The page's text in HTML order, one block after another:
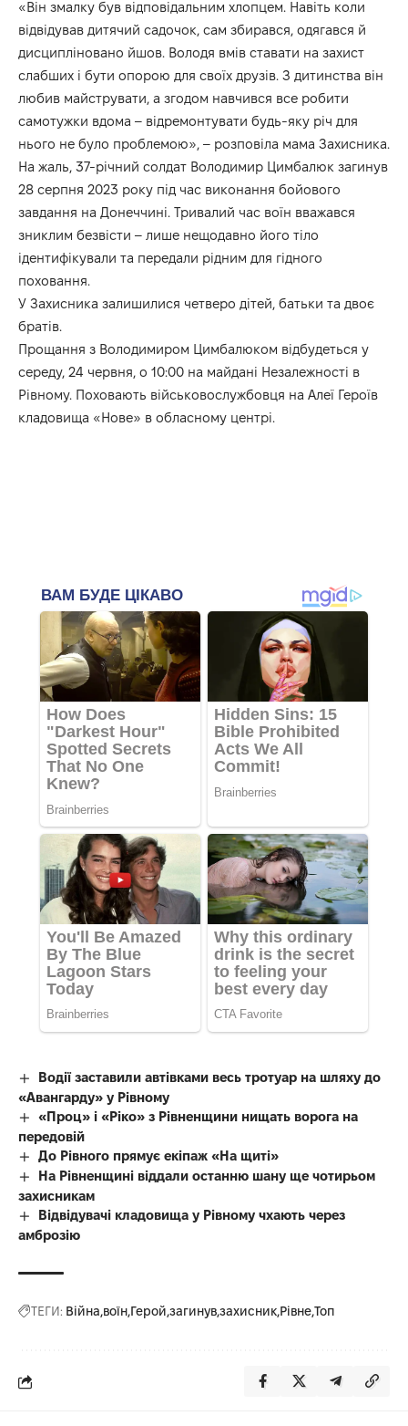
«Він змалку був відповідальним хлопцем. Навіть коли
відвідував дитячий садочок, сам збирався, одягався й
дисципліновано йшов. Володя вмів ставати на захист
слабших і бути опорою для своїх друзів. З дитинства він
любив майструвати, а згодом навчився все робити
самотужки вдома – відремонтувати будь-яку річ для
нього не було проблемою», – розповіла мама Захисника.
На жаль, 37-річний солдат Володимир Цимбалюк загинув
28 серпня 2023 року під час виконання бойового
завдання на Донеччині. Тривалий час воїн вважався
зниклим безвісти – лише нещодавно його тіло
ідентифікували та передали рідним для гідного
поховання.
У Захисника залишилися четверо дітей, батьки та двоє
братів.
Прощання з Володимиром Цимбалюком відбудеться у
середу, 24 червня, о 10:00 на майдані Незалежності в
Рівному. Поховають військовослужбовця на Алеї Героїв
кладовища «Нове» в обласному центрі.
Водії заставили автівками весь тротуар на шляху до
«Авангарду» у Рівному
«Проц» і «Ріко» з Рівненщини нищать ворога на
передовій
До Рівного прямує екіпаж «На щиті»
На Рівненщині віддали останню шану ще чотирьом
захисникам
Відвідувачі кладовища у Рівному чхають через
амброзію
ТЕГИ: Війна воїн Герой загинувзахисник РівнеТоп